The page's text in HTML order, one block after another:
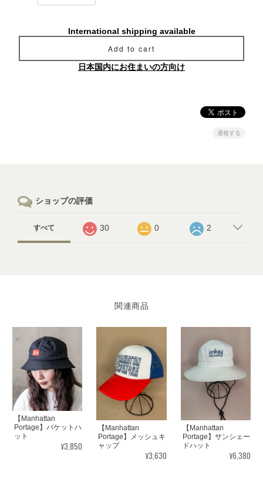
International shipping available
Add to cart
日本国内にお住まいの方向け
通報する
ショップの評価
すべて 30 0 2
関連商品
【Manhattan
Portage】バケットハ
ット
¥3,850
【Manhattan
Portage】メッシュキ
ャップ
¥3,630
【Manhattan
Portage】サンシェー
ドハット
¥6,380